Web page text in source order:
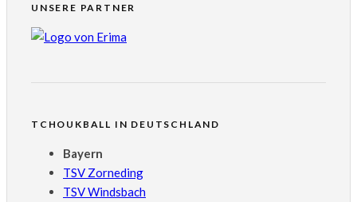
UNSERE PARTNER
TCHOUKBALL IN DEUTSCHLAND
Bayern
TSV Zorneding
TSV Windsbach